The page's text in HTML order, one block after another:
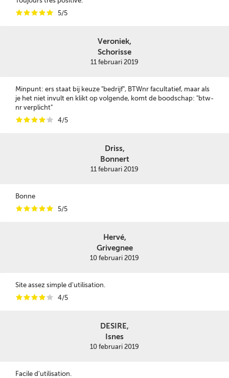
iiiii 5/5
Veroniek,
Schorisse
11 februari 2019
Minpunt: ers staat bij keuze "bedrijf", BTWnr facultatief, maar als
je het niet invult en klikt op volgende, komt de boodschap: "btw-
nr verplicht"
iiiii 4/5
Driss,
Bonnert
11 februari 2019
Bonne
iiiii 5/5
Hervé,
Grivegnee
10 februari 2019
Site assez simple d'utilisation.
iiiii 4/5
DESIRE,
Isnes
10 februari 2019
Facile d'utilisation.